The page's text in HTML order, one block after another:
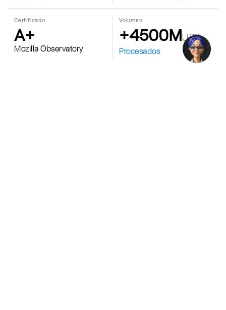
Certificado
A+
Mozilla Observatory
Volumen
+4500MUSD
Procesados